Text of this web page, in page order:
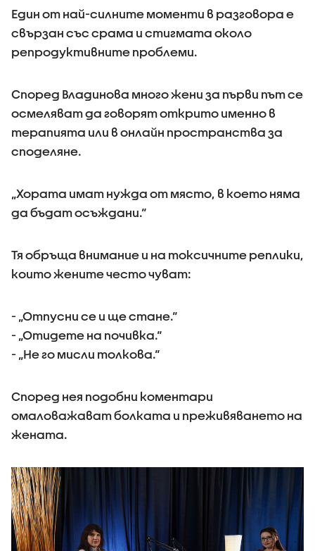
Един от най-силните моменти в разговора е
свързан със срама и стигмата около
репродуктивните проблеми.
Според Владинова много жени за първи път се
осмеляват да говорят открито именно в
терапията или в онлайн пространства за
споделяне.
„Хората имат нужда от място, в което няма
да бъдат осъждани.“
Тя обръща внимание и на токсичните реплики,
които жените често чуват:
- „Отпусни се и ще стане.“
- „Отидете на почивка.“
- „Не го мисли толкова.“
Според нея подобни коментари
омаловажават болката и преживяването на
жената.